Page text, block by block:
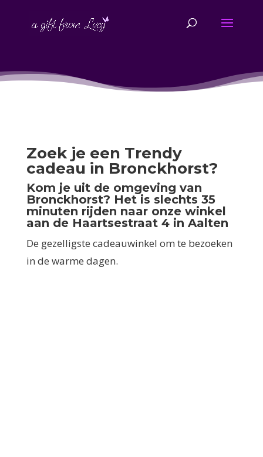
Zoek je een Trendy
cadeau in Bronckhorst?
Kom je uit de omgeving van
Bronckhorst? Het is slechts 35
minuten rijden naar onze winkel
aan de Haartsestraat 4 in Aalten
De gezelligste cadeauwinkel om te bezoeken
in de warme dagen.